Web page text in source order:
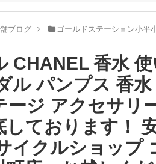
ブログ ゴールドステーション小平
CHANEL 香水
ル パンプス 香
ージ アクセサリ
しております！
イクルショップ